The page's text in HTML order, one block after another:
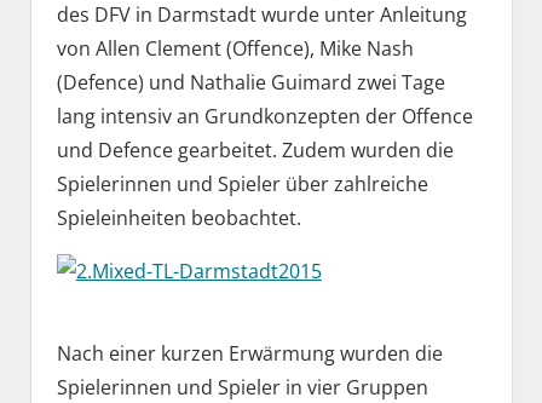
des DFV in Darmstadt wurde unter Anleitung
von Allen Clement (Offence), Mike Nash
(Defence) und Nathalie Guimard zwei Tage
lang intensiv an Grundkonzepten der Offence
und Defence gearbeitet. Zudem wurden die
Spielerinnen und Spieler über zahlreiche
Spieleinheiten beobachtet.
Nach einer kurzen Erwärmung wurden die
Spielerinnen und Spieler in vier Gruppen